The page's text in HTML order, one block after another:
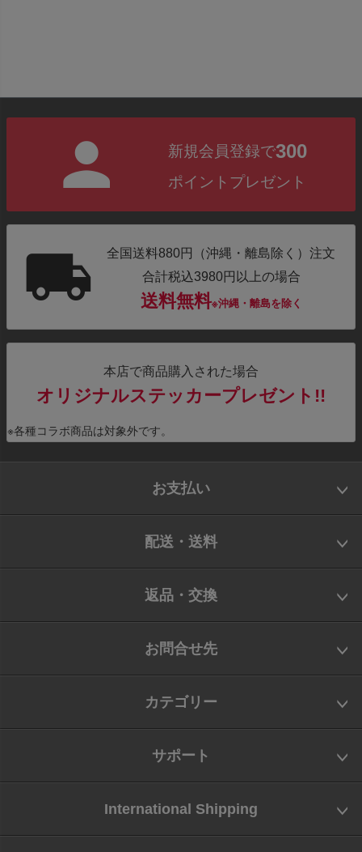
新規会員登録で300
ポイントプレゼント
全国送料880円（沖縄・離島除く）注文
合計税込3980円以上の場合
送料無料※沖縄・離島を除く
本店で商品購入された場合
オリジナルステッカープレゼント!!
※各種コラボ商品は対象外です。
お支払い
配送・送料
返品・交換
お問合せ先
カテゴリー
サポート
International Shipping